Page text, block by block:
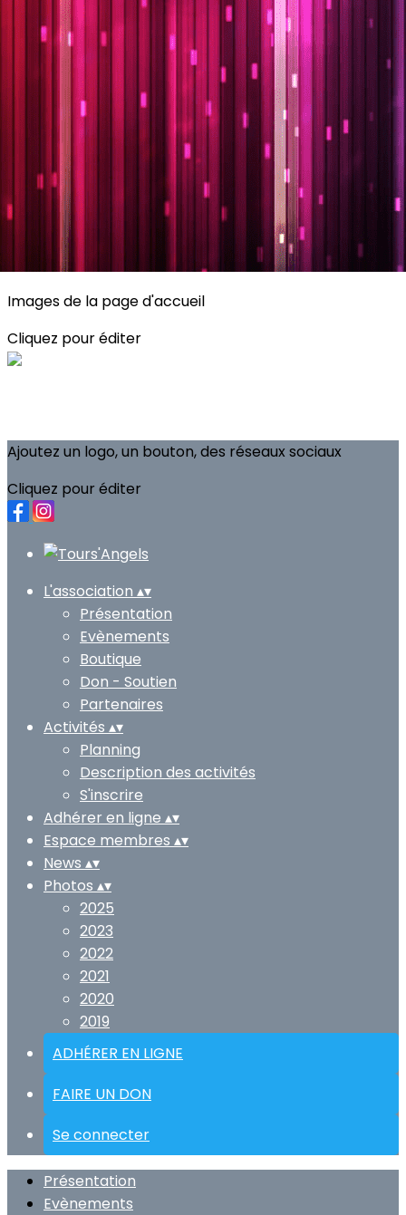
Exporter les lignes sélectionnées
Exporter toutes les colonnes
Exporter uniquement les colonnes affichées
Menu
Planning
Description des activités
S'inscrire
Images de la page d'accueil
Cliquez pour éditer
Ajoutez un logo, un bouton, des réseaux sociaux
Cliquez pour éditer
L'association ▴▾
Présentation
Evènements
Boutique
Don - Soutien
Partenaires
Activités ▴▾
Planning
Description des activités
S'inscrire
Adhérer en ligne ▴▾
Espace membres ▴▾
News ▴▾
Photos ▴▾
2025
2023
2022
2021
2020
2019
ADHÉRER EN LIGNE
FAIRE UN DON
Se connecter
Présentation
Evènements